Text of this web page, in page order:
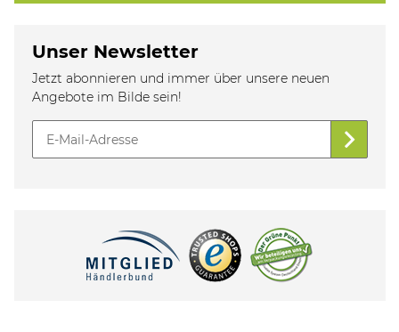
Unser Newsletter
Jetzt abonnieren und immer über unsere neuen
Angebote im Bilde sein!